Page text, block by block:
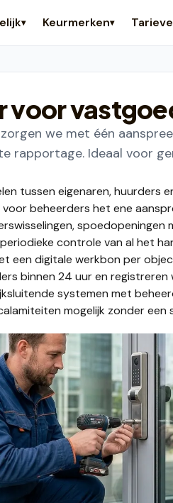
▾ Keurmerken▾
voor
we met één
rapportage. Ideaal voor
tussen eigenaren, huurders
voor beheerders het ene
controle van al het
een digitale werkbon per
binnen 24 uur en registreren
systemen met
mogelijk zonder een